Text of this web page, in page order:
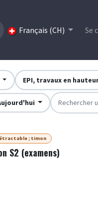
Postes
Français (CH) Se
EPI, travaux en
; timon
S2 (examens)